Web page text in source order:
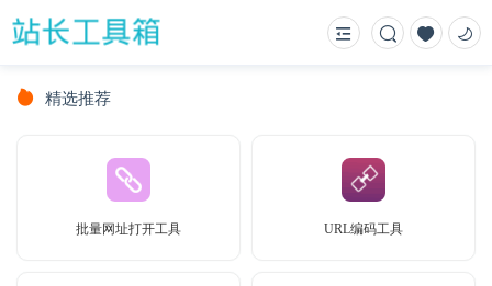
精选推荐
批量网址打开工具 URL编码工具